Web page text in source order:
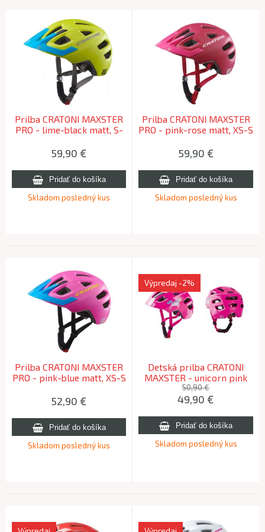
Prilba CRATONI MAXSTER
PRO - lime-black matt, S-
59,90 €
Skladom posledný kus
Prilba CRATONI MAXSTER
PRO - pink-rose matt, XS-S
59,90 €
Skladom posledný kus
Prilba CRATONI MAXSTER
PRO - pink-blue matt, XS-S
52,90 €
Skladom posledný kus
Detská prilba CRATONI
MAXSTER - unicorn pink
glossy, S-M (51-56cm)
Výpredaj -2%
50,90 €
49,90 €
Skladom posledný kus